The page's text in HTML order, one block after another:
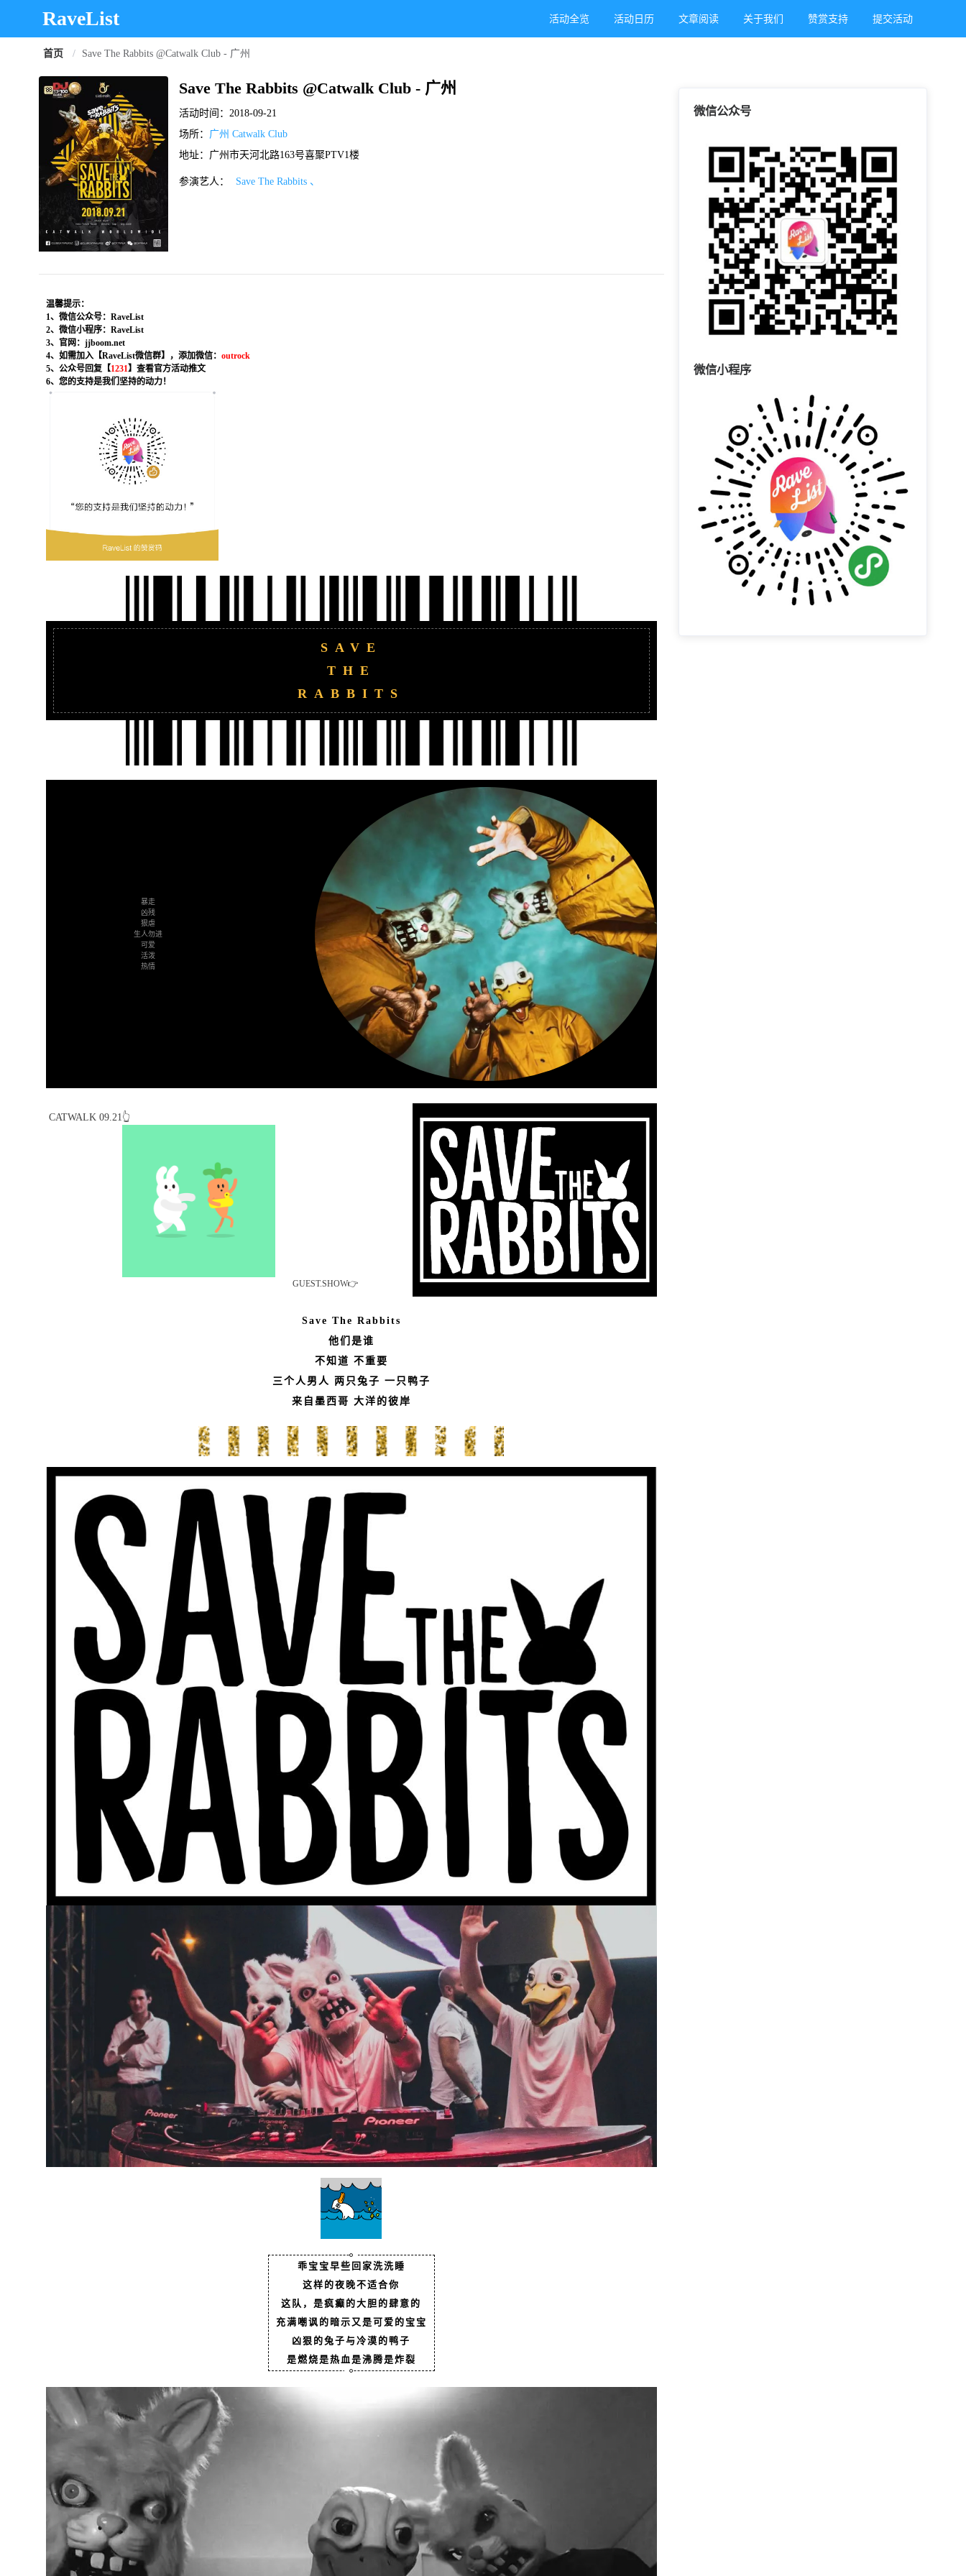
RaveList 活动全览 活动日历 文章阅读 关于我们 赞赏支持 提交活动
首页 / Save The Rabbits @Catwalk Club - 广州
Save The Rabbits @Catwalk Club - 广州
活动时间： 2018-09-21
场所： 广州 Catwalk Club
地址：广州市天河北路163号喜聚PTV1楼
参演艺人： Save The Rabbits 、
温馨提示：
1、微信公众号：RaveList
2、微信小程序：RaveList
3、官网：jjboom.net
4、如需加入【RaveList微信群】，添加微信： outrock
5、公众号回复【1231 】查看官方活动推文
6、您的支持是我们坚持的动力！
SAVE
THE
RABBITS
暴走
凶残
狠虐
生人勿进
可爱
活泼
热情
CATWALK 09.21👆
GUEST.SHOW👉
Save The Rabbits
他们是谁
不知道 不重要
三个人男人 两只兔子 一只鸭子
来自墨西哥 大洋的彼岸
乖宝宝早些回家洗洗睡
这样的夜晚不适合你
这队，是疯癫的大胆的肆意的
充满嘲讽的暗示又是可爱的宝宝
凶狠的兔子与冷漠的鸭子
是燃烧是热血是沸腾是炸裂
微信公众号
微信小程序